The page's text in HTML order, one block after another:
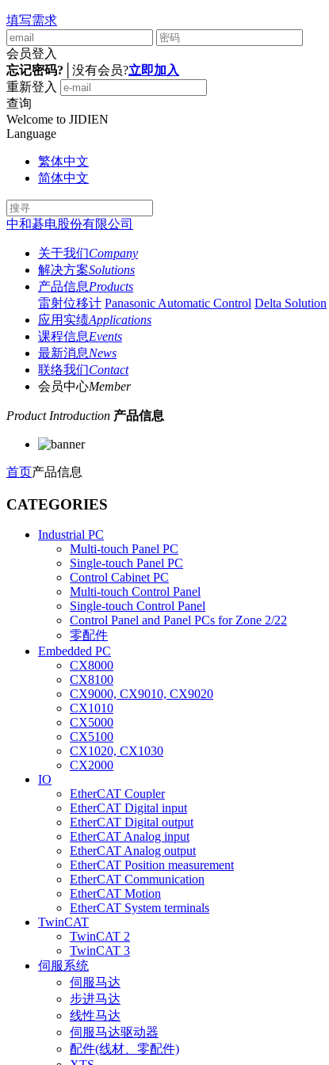
填写需求
会员登入
忘记密码?
没有会员?立即加入
重新登入
查询
Welcome to JIDIEN
Language
繁体中文
简体中文
中和碁电股份有限公司
关于我们Company
解决方案Solutions
产品信息Products
雷射位移计 Panasonic Automatic Control Delta Solution
应用实绩Applications
课程信息Events
最新消息News
联络我们Contact
会员中心Member
Product Introduction 产品信息
首页产品信息
CATEGORIES
Industrial PC
Multi-touch Panel PC
Single-touch Panel PC
Control Cabinet PC
Multi-touch Control Panel
Single-touch Control Panel
Control Panel and Panel PCs for Zone 2/22
零配件
Embedded PC
CX8000
CX8100
CX9000, CX9010, CX9020
CX1010
CX5000
CX5100
CX1020, CX1030
CX2000
IO
EtherCAT Coupler
EtherCAT Digital input
EtherCAT Digital output
EtherCAT Analog input
EtherCAT Analog output
EtherCAT Position measurement
EtherCAT Communication
EtherCAT Motion
EtherCAT System terminals
TwinCAT
TwinCAT 2
TwinCAT 3
伺服系统
伺服马达
步进马达
线性马达
伺服马达驱动器
配件(线材、零配件)